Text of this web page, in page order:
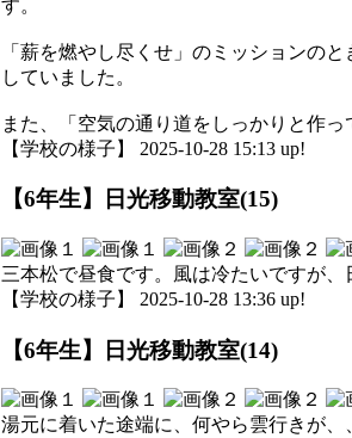
す。
「薪を燃やし尽くせ」のミッションの
していました。
また、「空気の通り道をしっかりと作
【学校の様子】 2025-10-28 15:13 up!
【6年生】日光移動教室(15)
三本松で昼食です。風は冷たいですが
【学校の様子】 2025-10-28 13:36 up!
【6年生】日光移動教室(14)
湯元に着いた途端に、何やら雲行きが、